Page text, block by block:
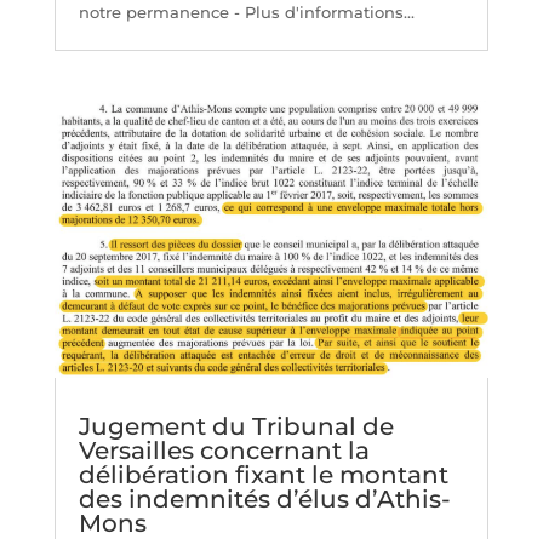
notre permanence - Plus d'informations...
Jugement du Tribunal de
Versailles concernant la
délibération fixant le montant
des indemnités d’élus d’Athis-
Mons